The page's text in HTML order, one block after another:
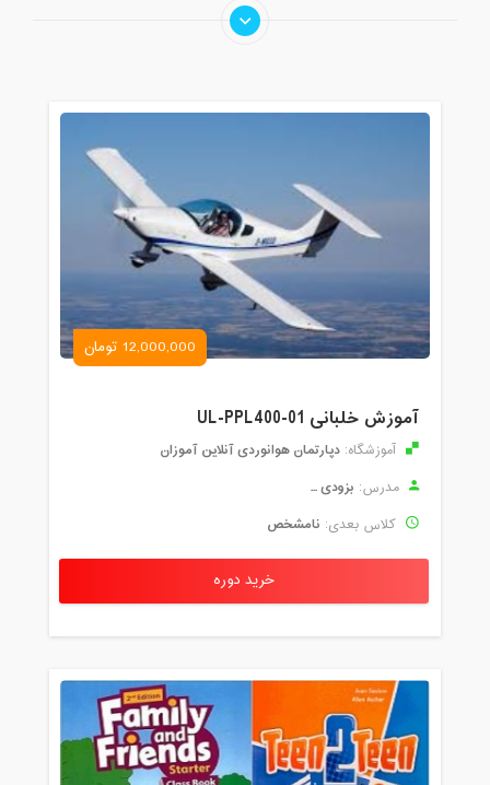
12,000,000 تومان
آموزش خلبانی UL-PPL400-01
آموزشگاه: دپارتمان هوانوردی آنلاین آموزان
مدرس: بزودی ...
کلاس بعدی: نامشخص
خرید دوره